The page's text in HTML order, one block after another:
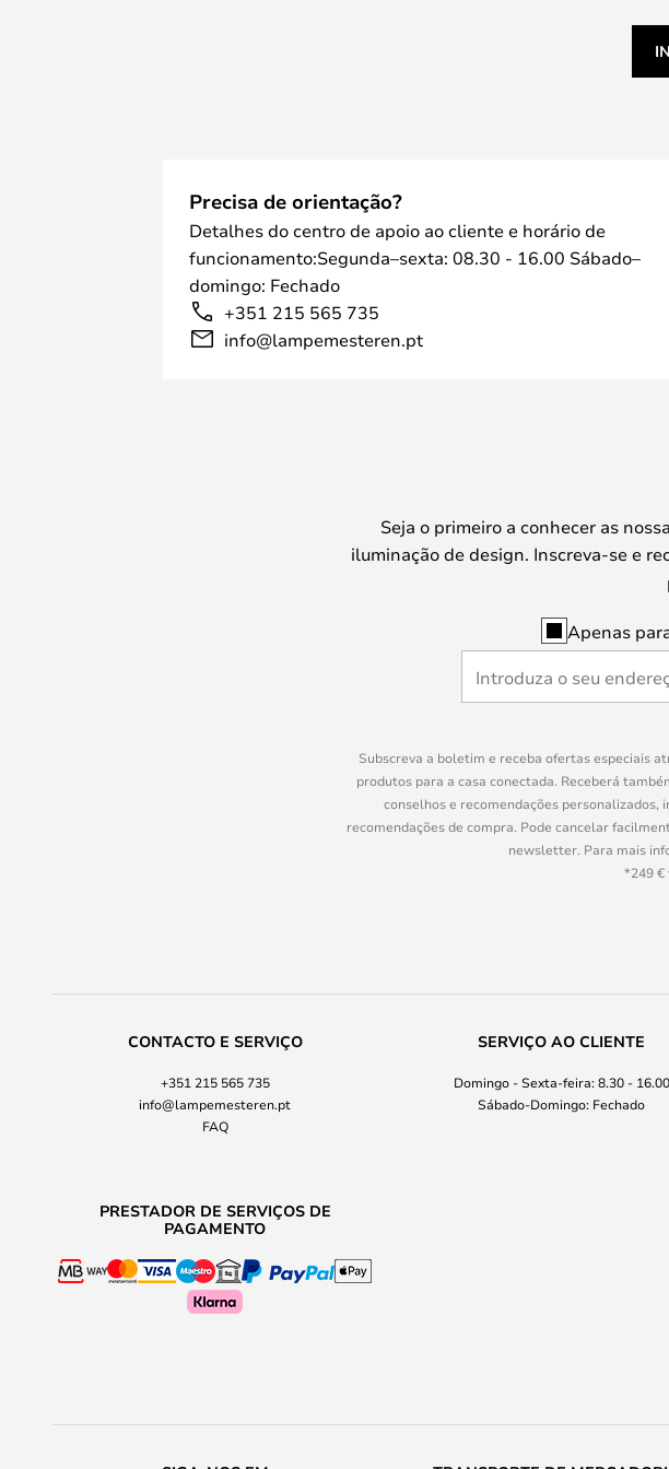
Precisa de orientação?
Detalhes do centro de apoio ao cliente e horário de
funcionamento:Segunda–sexta: 08.30 - 16.00 Sábado–
domingo: Fechado
+351 215 565 735
info@lampemesteren.pt
Seja o primeiro a conhecer as
iluminação de design. Inscreva-se e
Apenas
Subscreva a boletim e receba ofertas especiais
produtos para a casa conectada. Receberá
conselhos e recomendações personalizados,
recomendações de compra. Pode cancelar
newsletter. Para mais
*249 €
CONTACTO E SERVIÇO
+351 215 565 735
info@lampemesteren.pt
FAQ
SERVIÇO AO CLIENTE
Domingo - Sexta-feira: 8.30 - 16.00
Sábado-Domingo: Fechado
PRESTADOR DE SERVIÇOS DE
PAGAMENTO